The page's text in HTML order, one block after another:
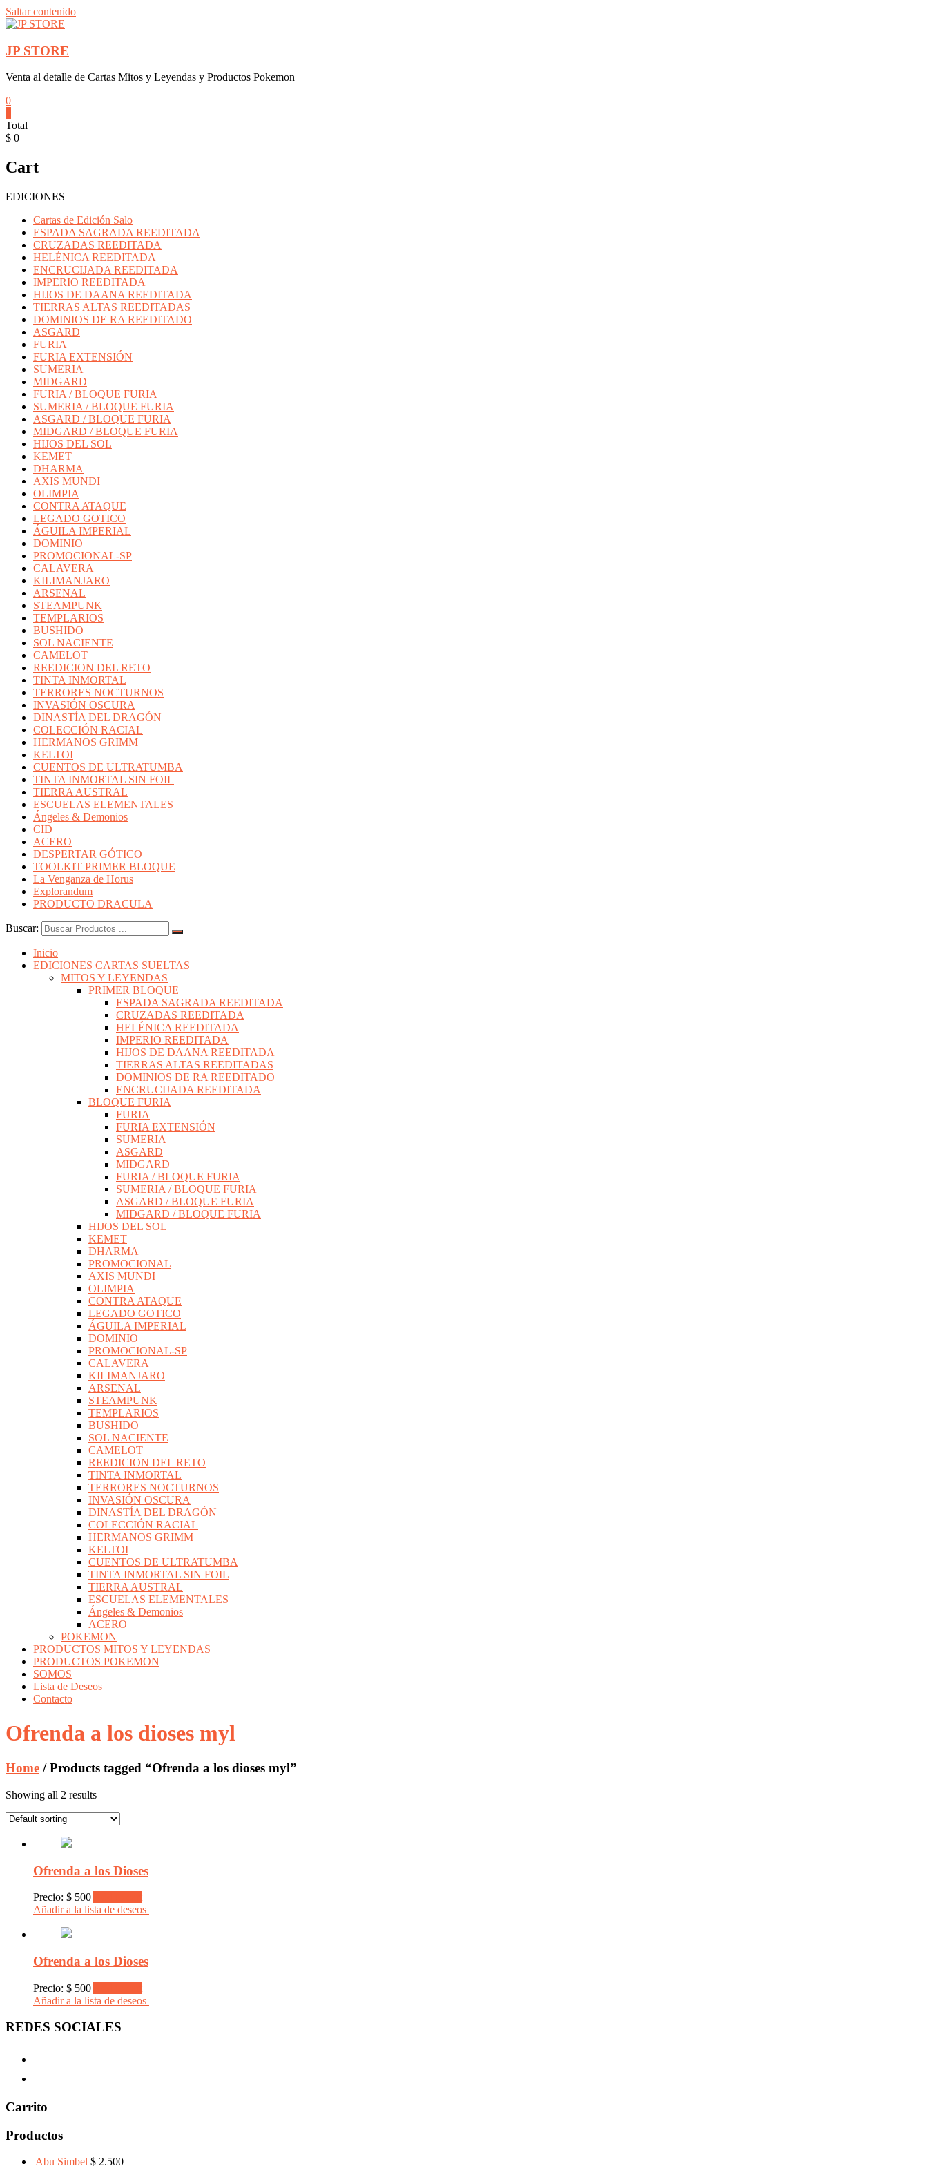
Saltar contenido
JP STORE
Venta al detalle de Cartas Mitos y Leyendas y Productos Pokemon
0
Total
$ 0
Cart
EDICIONES
Cartas de Edición Salo
ESPADA SAGRADA REEDITADA
CRUZADAS REEDITADA
HELÉNICA REEDITADA
ENCRUCIJADA REEDITADA
IMPERIO REEDITADA
HIJOS DE DAANA REEDITADA
TIERRAS ALTAS REEDITADAS
DOMINIOS DE RA REEDITADO
ASGARD
FURIA
FURIA EXTENSIÓN
SUMERIA
MIDGARD
FURIA / BLOQUE FURIA
SUMERIA / BLOQUE FURIA
ASGARD / BLOQUE FURIA
MIDGARD / BLOQUE FURIA
HIJOS DEL SOL
KEMET
DHARMA
AXIS MUNDI
OLIMPIA
CONTRA ATAQUE
LEGADO GOTICO
ÁGUILA IMPERIAL
DOMINIO
PROMOCIONAL-SP
CALAVERA
KILIMANJARO
ARSENAL
STEAMPUNK
TEMPLARIOS
BUSHIDO
SOL NACIENTE
CAMELOT
REEDICION DEL RETO
TINTA INMORTAL
TERRORES NOCTURNOS
INVASIÓN OSCURA
DINASTÍA DEL DRAGÓN
COLECCIÓN RACIAL
HERMANOS GRIMM
KELTOI
CUENTOS DE ULTRATUMBA
TINTA INMORTAL SIN FOIL
TIERRA AUSTRAL
ESCUELAS ELEMENTALES
Ángeles & Demonios
CID
ACERO
DESPERTAR GÓTICO
TOOLKIT PRIMER BLOQUE
La Venganza de Horus
Explorandum
PRODUCTO DRACULA
Buscar:
Inicio
EDICIONES CARTAS SUELTAS
MITOS Y LEYENDAS
PRIMER BLOQUE
ESPADA SAGRADA REEDITADA
CRUZADAS REEDITADA
HELÉNICA REEDITADA
IMPERIO REEDITADA
HIJOS DE DAANA REEDITADA
TIERRAS ALTAS REEDITADAS
DOMINIOS DE RA REEDITADO
ENCRUCIJADA REEDITADA
BLOQUE FURIA
FURIA
FURIA EXTENSIÓN
SUMERIA
ASGARD
MIDGARD
FURIA / BLOQUE FURIA
SUMERIA / BLOQUE FURIA
ASGARD / BLOQUE FURIA
MIDGARD / BLOQUE FURIA
HIJOS DEL SOL
KEMET
DHARMA
PROMOCIONAL
AXIS MUNDI
OLIMPIA
CONTRA ATAQUE
LEGADO GOTICO
ÁGUILA IMPERIAL
DOMINIO
PROMOCIONAL-SP
CALAVERA
KILIMANJARO
ARSENAL
STEAMPUNK
TEMPLARIOS
BUSHIDO
SOL NACIENTE
CAMELOT
REEDICION DEL RETO
TINTA INMORTAL
TERRORES NOCTURNOS
INVASIÓN OSCURA
DINASTÍA DEL DRAGÓN
COLECCIÓN RACIAL
HERMANOS GRIMM
KELTOI
CUENTOS DE ULTRATUMBA
TINTA INMORTAL SIN FOIL
TIERRA AUSTRAL
ESCUELAS ELEMENTALES
Ángeles & Demonios
ACERO
POKEMON
PRODUCTOS MITOS Y LEYENDAS
PRODUCTOS POKEMON
SOMOS
Lista de Deseos
Contacto
Ofrenda a los dioses myl
Home / Products tagged “Ofrenda a los dioses myl”
Showing all 2 results
Ofrenda a los Dioses
Precio: $ 500
Añadir a la lista de deseos
Ofrenda a los Dioses
Precio: $ 500
Añadir a la lista de deseos
REDES SOCIALES
Carrito
Productos
Abu Simbel $ 2.500